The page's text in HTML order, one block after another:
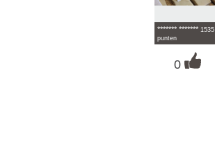
******* ******* 1535
punten
0